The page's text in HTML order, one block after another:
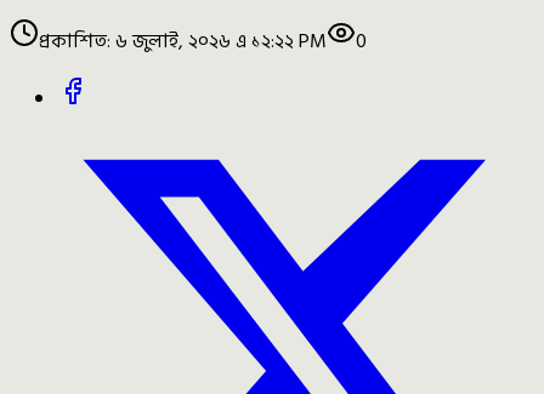
প্রকাশিত:৬ জুলাই, ২০২৬ এ ১২:২২ PM 0